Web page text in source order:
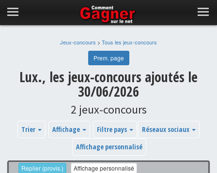
Jeux-concours > Tous les jeux-concours
Prem. page
Lux., les jeux-concours ajoutés le
30/06/2026
2 jeux-concours
Trier Affichage Filtre pays
Réseaux sociaux
Affichage personnalisé
Replier (provis.) Affichage personnalisé